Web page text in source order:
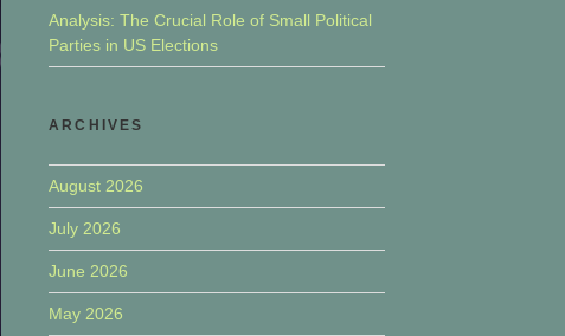
Analysis: The Crucial Role of Small Political
Parties in US Elections
ARCHIVES
August 2026
July 2026
June 2026
May 2026